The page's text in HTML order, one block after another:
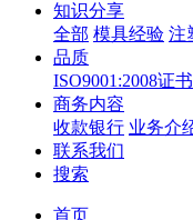
知识分享
全部 模具经验 注
品质
ISO9001:2008证书
商务内容
收款银行 业务介
联系我们
搜索
首页